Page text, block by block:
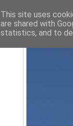
This site uses
are shared with
statistics, and to